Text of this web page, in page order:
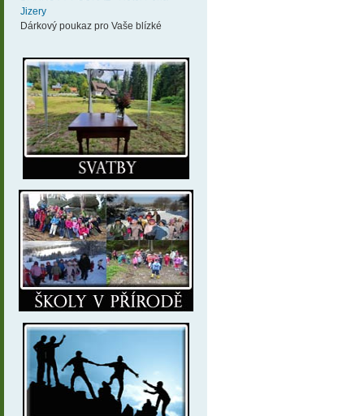
Jizery
Dárkový poukaz pro Vaše blízké